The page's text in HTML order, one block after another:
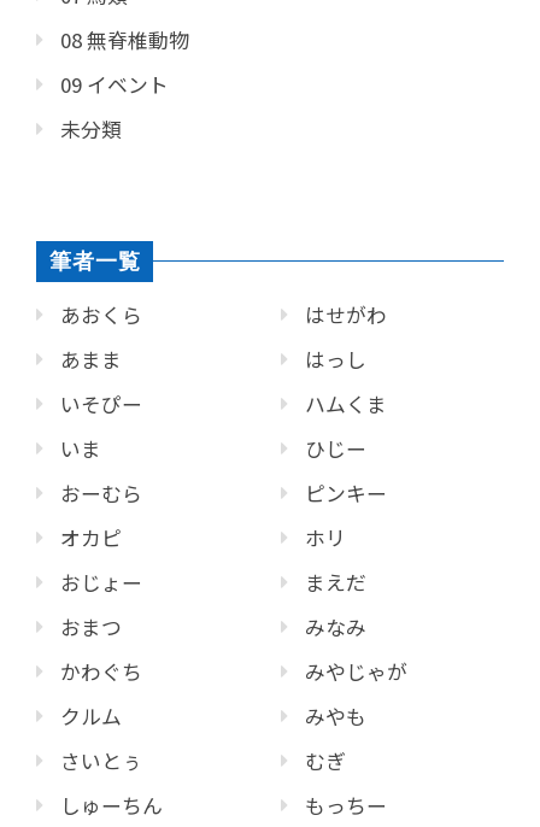
08 無脊椎動物
09 イベント
未分類
筆者一覧
あおくら
あまま
いそぴー
いま
おーむら
オカピ
おじょー
おまつ
かわぐち
クルム
さいとぅ
しゅーちん
はせがわ
はっし
ハムくま
ひじー
ピンキー
ホリ
まえだ
みなみ
みやじゃが
みやも
むぎ
もっちー